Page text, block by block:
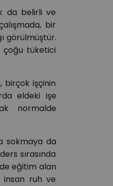
da belirli ve
bir
görülmüştür.
çoğu tüketici
birçok işçinin
eldeki işe
normalde
sokmaya da
sırasında
eğitim alan
insan ruh ve